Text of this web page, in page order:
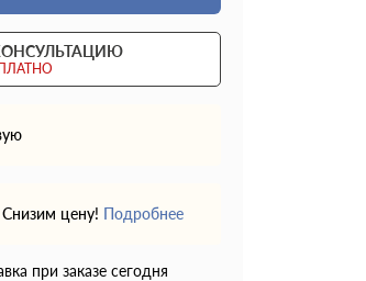
цену! Подробнее
при заказе сегодня